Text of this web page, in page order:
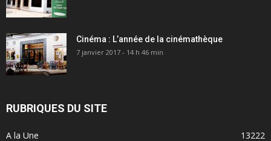
Cinéma : L’année de la cinémathèque
7 janvier 2017 - 14 h 46 min
RUBRIQUES DU SITE
A la Une 13222